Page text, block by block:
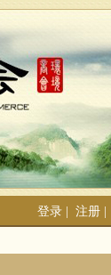
登录 注册